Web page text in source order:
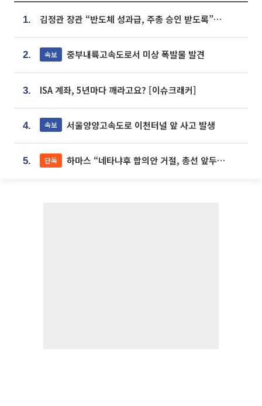
1. 김정관 장관 “반도체 성과급, 주총 승인 받도록”…상법·자본시장법 개정 시사
2. 속보 중부내륙고속도로서 미상 폭발물 발견
3. ISA 계좌, 5년마다 깨라고요? [이슈크래커]
4. 속보 서울양양고속도로 이천터널 앞 사고 발생
5. 단독 하마스 “네타냐후 합의안 거절, 총선 앞두고 시간 끌기”